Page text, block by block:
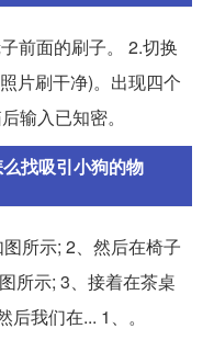
前面的刷子。 2.切换
片刷干净)。出现四个
输入已知密。
找吸引小狗的物
所示; 2、然后在椅子
所示; 3、接着在茶桌
我们在... 1、。